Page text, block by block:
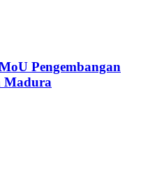
Pengembangan
Madura